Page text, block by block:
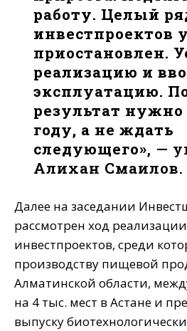
работу. Целый
инвестпроектов
приостановлен.
реализацию и
эксплуатацию.
результат
году, а не ждать
следующего», —
Алихан Смаилов.
Далее на заседании
рассмотрен ход
инвестпроектов, среди
производству пищевой
Алматинской области,
на 4 тыс. мест в Астане и
выпуску